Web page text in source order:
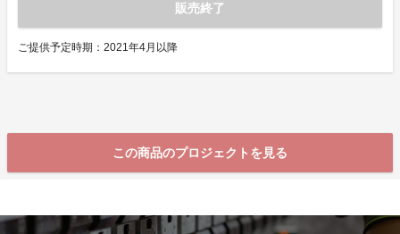
販売終了
ご提供予定時期：2021年4月以降
この商品のプロジェクトを見る